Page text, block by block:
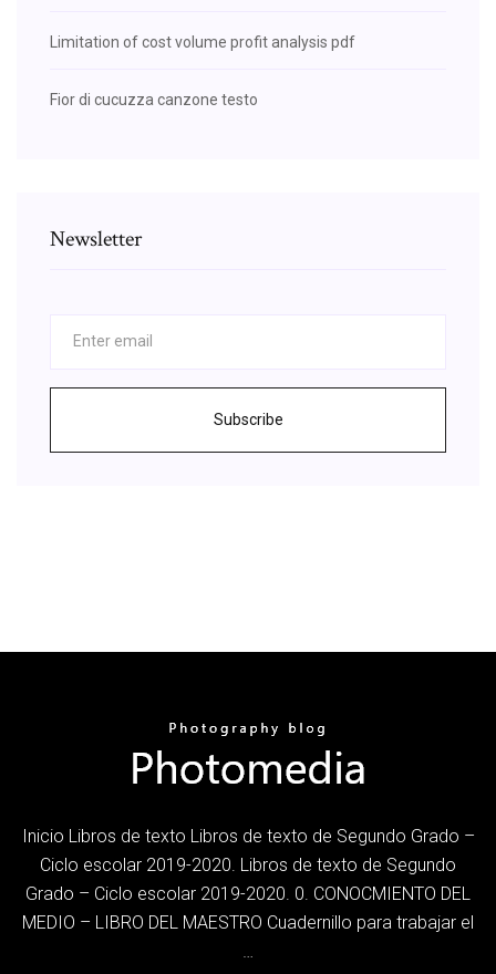
Limitation of cost volume profit analysis pdf
Fior di cucuzza canzone testo
Newsletter
Subscribe
Inicio Libros de texto Libros de texto de Segundo Grado –
Ciclo escolar 2019-2020. Libros de texto de Segundo
Grado – Ciclo escolar 2019-2020. 0. CONOCMIENTO DEL
MEDIO – LIBRO DEL MAESTRO Cuadernillo para trabajar el